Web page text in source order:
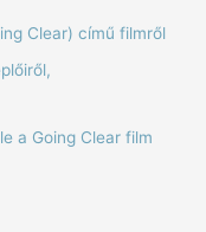
Clear) című filmről
a Going Clear film